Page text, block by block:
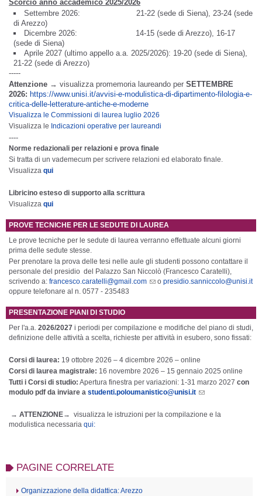
Scorcio anno accademico 2025/2026
Settembre 2026: 21-22 (sede di Siena), 23-24 (sede
di Arezzo)
Dicembre 2026: 14-15 (sede di Arezzo), 16-17
(sede di Siena)
Aprile 2027 (ultimo appello a.a. 2025/2026): 19-20 (sede di Siena),
21-22 (sede di Arezzo)
-----
Attenzione → visualizza promemoria laureando per SETTEMBRE
2026: https://www.unisi.it/avvisi-e-modulistica-di-dipartimento-filologia-e-
critica-delle-letterature-antiche-e-moderne
Visualizza le Commissioni di laurea luglio 2026
Visualizza le Indicazioni operative per laureandi
----
Norme redazionali per relazioni e prova finale
Si tratta di un vademecum per scrivere relazioni ed elaborato finale.
Visualizza qui
Libricino esteso di supporto alla scrittura
Visualizza qui
PROVE TECNICHE PER LE SEDUTE DI LAUREA
Le prove tecniche per le sedute di laurea verranno effettuate alcuni giorni
prima delle sedute stesse.
Per prenotare la prova delle tesi nelle aule gli studenti possono contattare il
personale del presidio del Palazzo San Niccolò (Francesco Caratelli),
scrivendo a: francesco.caratelli@gmail.com o presidio.sanniccolo@unisi.it
oppure telefonare al n. 0577 - 235483
PRESENTAZIONE PIANI DI STUDIO
Per l'a.a. 2026/2027 i periodi per compilazione e modifiche del piano di studi,
definizione delle attività a scelta, richieste per attività in esubero, sono fissati:
Corsi di laurea: 19 ottobre 2026 – 4 dicembre 2026 – online
Corsi di laurea magistrale: 16 novembre 2026 – 15 gennaio 2025 online
Tutti i Corsi di studio: Apertura finestra per variazioni: 1-31 marzo 2027 con
modulo pdf da inviare a studenti.poloumanistico@unisi.it
→ ATTENZIONE→ visualizza le istruzioni per la compilazione e la
modulistica necessaria qui:
PAGINE CORRELATE
Organizzazione della didattica: Arezzo